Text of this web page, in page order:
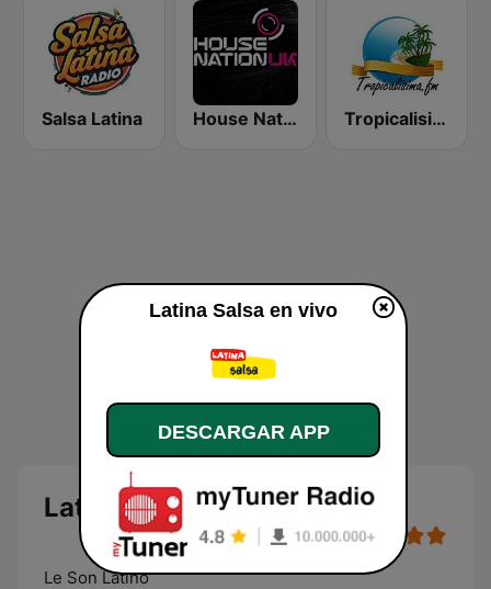
Salsa Latina House Nation UK Tropicalisima.fm - Merengue
Latina Salsa
Le Son Latino
Latina Salsa en vivo
DESCARGAR APP